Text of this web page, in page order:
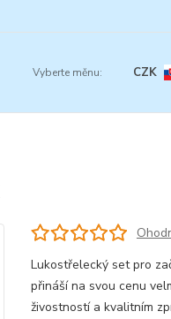
CZK
Lukostřelecký set pro
přináší na svou cenu
živostností a kvalitním